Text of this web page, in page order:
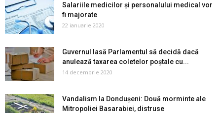
Salariile medicilor și personalului medical vor
fi majorate
22 ianuarie 2020
Guvernul lasă Parlamentul să decidă dacă
anulează taxarea coletelor poștale cu...
14 decembrie 2020
Vandalism la Dondușeni: Două morminte ale
Mitropoliei Basarabiei, distruse